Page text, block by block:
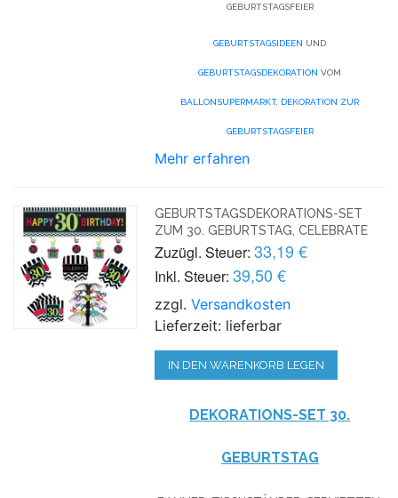
GEBURTSTAGSFEIER
GEBURTSTAGSIDEEN UND
GEBURTSTAGSDEKORATION VOM
BALLONSUPERMARKT, DEKORATION ZUR
GEBURTSTAGSFEIER
Mehr erfahren
GEBURTSTAGSDEKORATIONS-SET
ZUM 30. GEBURTSTAG, CELEBRATE
Zuzügl. Steuer: 33,19 €
Inkl. Steuer: 39,50 €
zzgl.Versandkosten
Lieferzeit: lieferbar
IN DEN WARENKORB LEGEN
DEKORATIONS-SET 30.
GEBURTSTAG